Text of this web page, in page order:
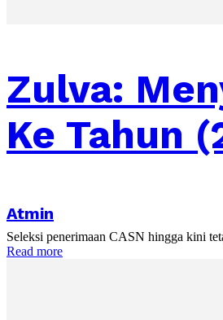
Zulva:
Ke Tahun
Atmin
Seleksi penerimaan CASN hingga kini
Read more